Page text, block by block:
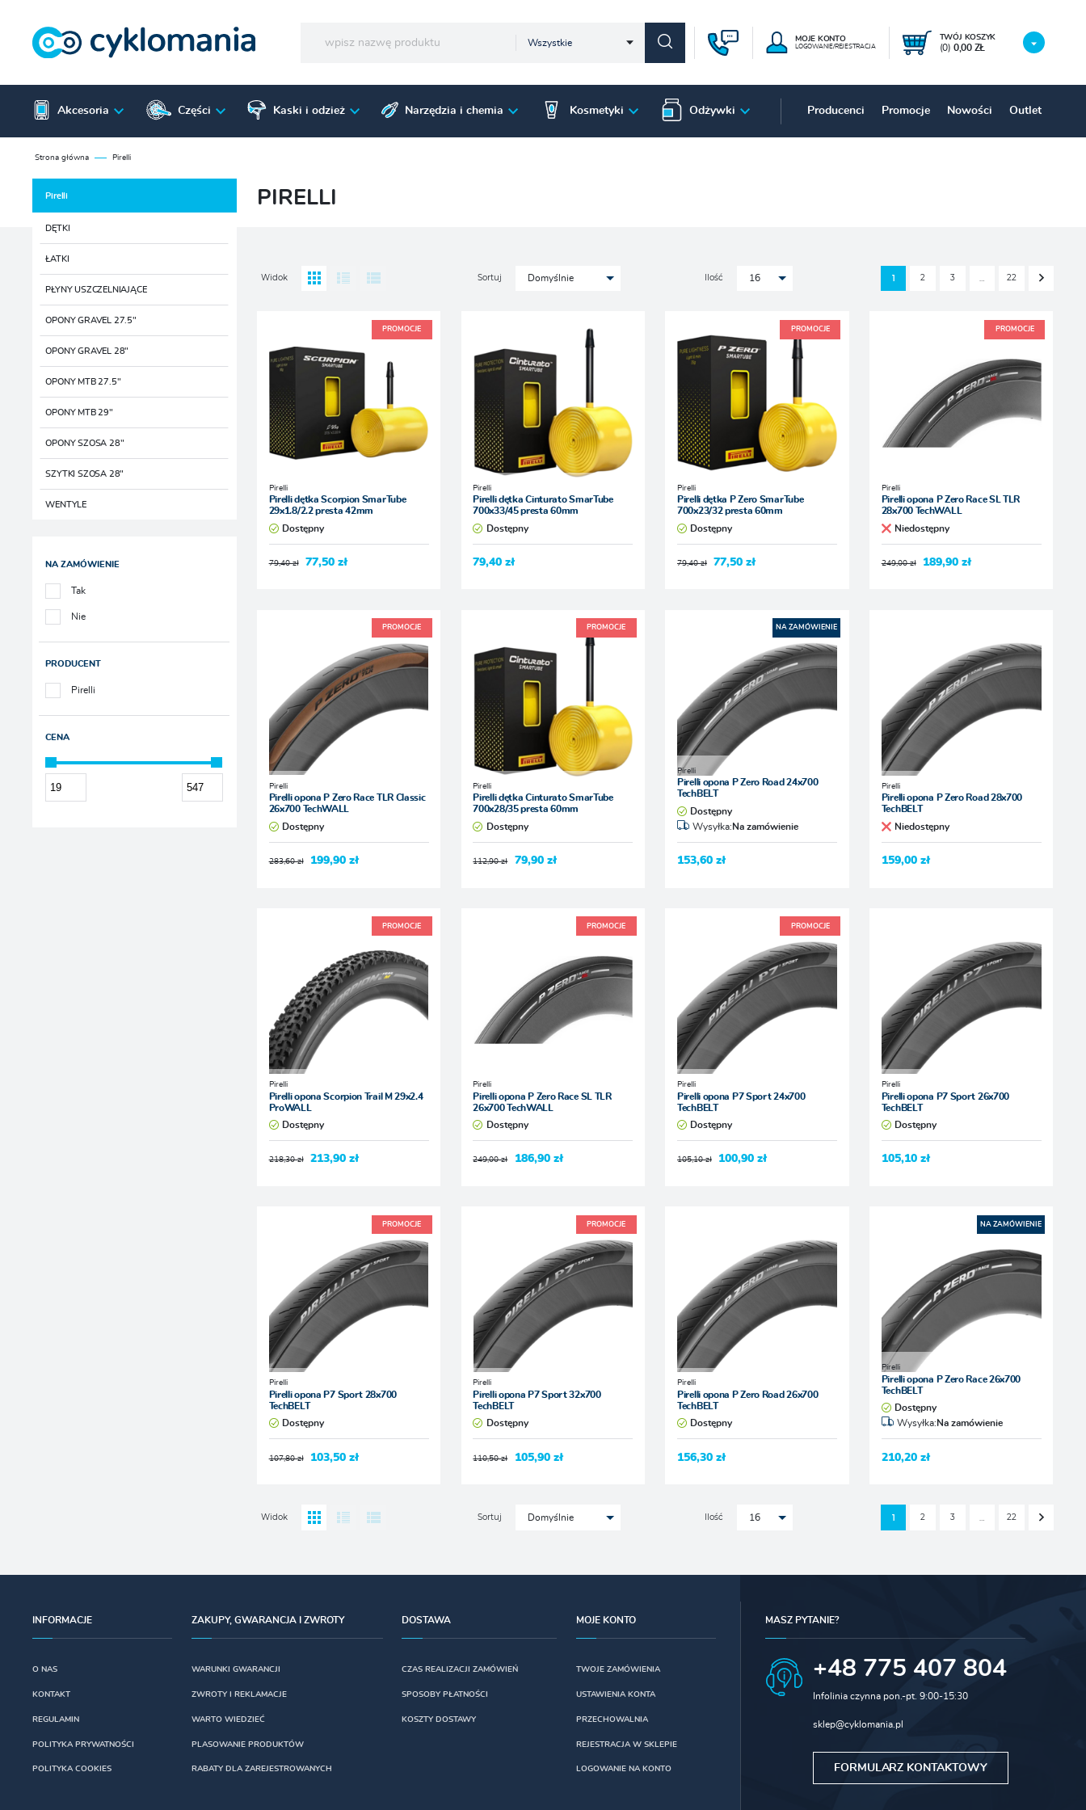
Wszystkie MOJE KONTO
LOGOWANIE/REJESTRACJA
TWÓJ KOSZYK
(0) 0,00 ZŁ
Akcesoria Części Kaski i odzież Narzędzia i chemia Kosmetyki Odżywki Producenci Promocje Nowości Outlet
Strona główna Pirelli
Pirelli
DĘTKI
ŁATKI
PŁYNY USZCZELNIAJĄCE
OPONY GRAVEL 27.5"
OPONY GRAVEL 28"
OPONY MTB 27.5"
OPONY MTB 29"
OPONY SZOSA 28"
SZYTKI SZOSA 28"
WENTYLE
NA ZAMÓWIENIE
Tak
Nie
PRODUCENT
Pirelli
CENA
PIRELLI
Widok Sortuj Domyślnie Ilość 16 1 2 3 … 22
PROMOCJE
Pirelli
Pirelli dętka Scorpion SmarTube
29x1.8/2.2 presta 42mm
Dostępny
79,40 zł 77,50 zł
Pirelli
Pirelli dętka Cinturato SmarTube
700x33/45 presta 60mm
Dostępny
79,40 zł
PROMOCJE
Pirelli
Pirelli dętka P Zero SmarTube
700x23/32 presta 60mm
Dostępny
79,40 zł 77,50 zł
PROMOCJE
Pirelli
Pirelli opona P Zero Race SL TLR
28x700 TechWALL
Niedostępny
249,00 zł 189,90 zł
PROMOCJE
Pirelli
Pirelli opona P Zero Race TLR Classic
26x700 TechWALL
Dostępny
283,60 zł 199,90 zł
PROMOCJE
Pirelli
Pirelli dętka Cinturato SmarTube
700x28/35 presta 60mm
Dostępny
112,90 zł 79,90 zł
NA ZAMÓWIENIE
Pirelli
Pirelli opona P Zero Road 24x700
TechBELT
Dostępny
Wysyłka:Na zamówienie
153,60 zł
Pirelli
Pirelli opona P Zero Road 28x700
TechBELT
Niedostępny
159,00 zł
PROMOCJE
Pirelli
Pirelli opona Scorpion Trail M 29x2.4
ProWALL
Dostępny
218,30 zł 213,90 zł
PROMOCJE
Pirelli
Pirelli opona P Zero Race SL TLR
26x700 TechWALL
Dostępny
249,00 zł 186,90 zł
PROMOCJE
Pirelli
Pirelli opona P7 Sport 24x700
TechBELT
Dostępny
105,10 zł 100,90 zł
Pirelli
Pirelli opona P7 Sport 26x700
TechBELT
Dostępny
105,10 zł
PROMOCJE
Pirelli
Pirelli opona P7 Sport 28x700
TechBELT
Dostępny
107,80 zł 103,50 zł
PROMOCJE
Pirelli
Pirelli opona P7 Sport 32x700
TechBELT
Dostępny
110,50 zł 105,90 zł
Pirelli
Pirelli opona P Zero Road 26x700
TechBELT
Dostępny
156,30 zł
NA ZAMÓWIENIE
Pirelli
Pirelli opona P Zero Race 26x700
TechBELT
Dostępny
Wysyłka: Na zamówienie
210,20 zł
Widok Sortuj Domyślnie Ilość 16 1 2 3 22
INFORMACJE
O NAS
KONTAKT
REGULAMIN
POLITYKA PRYWATNOŚCI
POLITYKA COOKIES
ZAKUPY, GWARANCJA I ZWROTY
WARUNKI GWARANCJI
ZWROTY I REKLAMACJE
WARTO WIEDZIEĆ
PLASOWANIE PRODUKTÓW
RABATY DLA ZAREJESTROWANYCH
DOSTAWA
CZAS REALIZACJI ZAMÓWIEŃ
SPOSOBY PŁATNOŚCI
KOSZTY DOSTAWY
MOJE KONTO
TWOJE ZAMÓWIENIA
USTAWIENIA KONTA
PRZECHOWALNIA
REJESTRACJA W SKLEPIE
LOGOWANIE NA KONTO
MASZ PYTANIE?
+48 775 407 804
Infolinia czynna pon.-pt. 9:00-15:30
sklep@cyklomania.pl
FORMULARZ KONTAKTOWY